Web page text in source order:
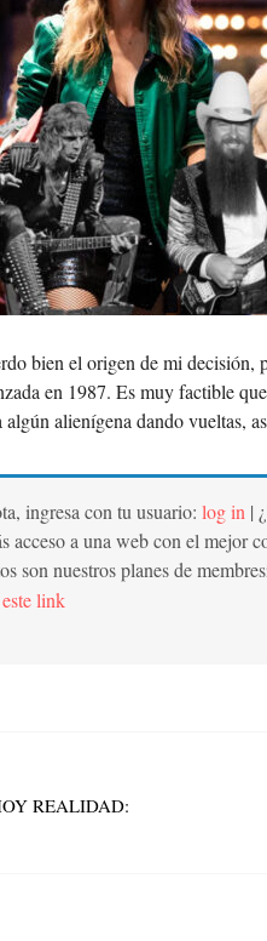
bien el origen de mi decisión,
en 1987. Es muy factible
alienígena dando vueltas,
ingresa con tu usuario: log in |
acceso a una web con el mejor
son nuestros planes de
link
REALIDAD: